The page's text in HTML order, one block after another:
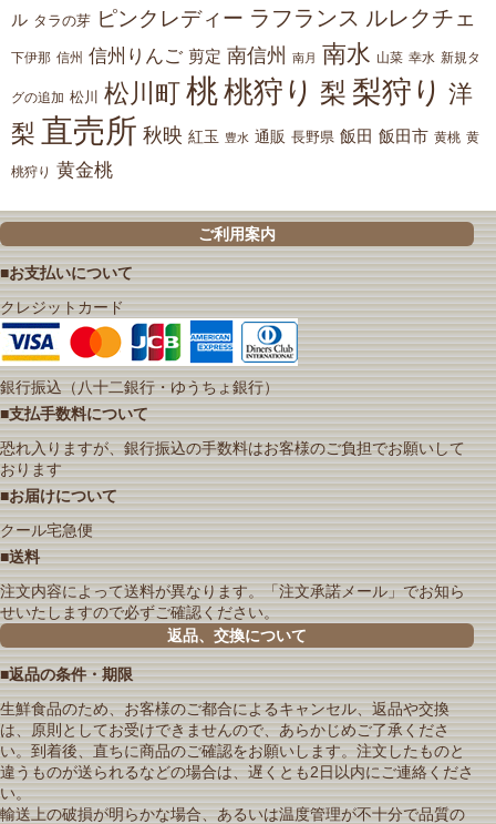
ル タラの芽 ピンクレディー ラフランス ルレクチェ
下伊那 信州 信州りんご 剪定 南信州 南月 南水 山菜 幸水 新規タ
グの追加 松川 松川町 桃桃狩り 梨 梨狩り 洋
梨 直売所 秋映 紅玉 豊水 通販 長野県 飯田 飯田市 黄桃 黄
桃狩り 黄金桃
ご利用案内
■お支払いについて
クレジットカード
銀行振込（八十二銀行・ゆうちょ銀行）
■支払手数料について
恐れ入りますが、銀行振込の手数料はお客様のご負担でお願いして
おります
■お届けについて
クール宅急便
■送料
注文内容によって送料が異なります。「注文承諾メール」でお知ら
せいたしますので必ずご確認ください。
返品、交換について
■返品の条件・期限
生鮮食品のため、お客様のご都合によるキャンセル、返品や交換
は、原則としてお受けできませんので、あらかじめご了承くださ
い。到着後、直ちに商品のご確認をお願いします。注文したものと
違うものが送られるなどの場合は、遅くとも2日以内にご連絡くださ
い。
輸送上の破損が明らかな場合、あるいは温度管理が不十分で品質の